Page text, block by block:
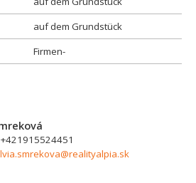
auf dem Grundstück
Firmen-